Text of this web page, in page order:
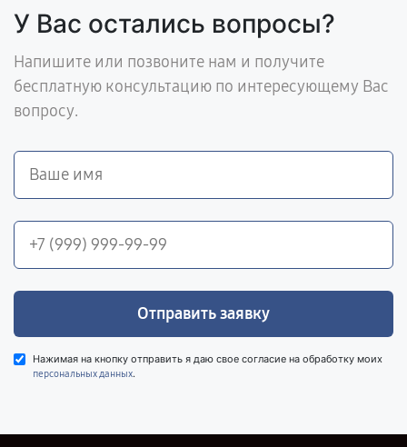
У Вас остались вопросы?
Напишите или позвоните нам и получите
бесплатную консультацию по интересующему Вас
вопросу.
Отправить заявку
Нажимая на кнопку отправить я даю свое согласие на обработку моих
персональных данных.